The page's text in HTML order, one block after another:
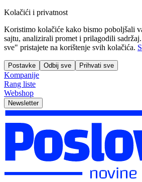
Kolačići i privatnost
Koristimo kolačiće kako bismo poboljšali
sajtu, analizirali promet i prilagodili
sve" pristajete na korištenje svih kolačića.
Postavke Odbij sve Prihvati sve
Kompanije
Rang liste
Webshop
Newsletter